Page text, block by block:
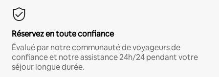
Réservez en toute confiance
Évalué par notre communauté de voyageurs de
confiance et notre assistance 24h/24 pendant votre
séjour longue durée.